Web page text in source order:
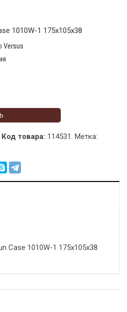
1010W-1 175х105х38
Versus
Код товара: 114531. Метка:
Case 1010W-1 175х105х38